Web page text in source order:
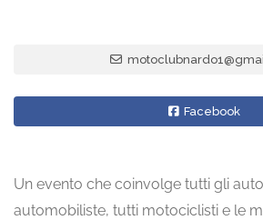
Facebook
Un evento che coinvolge tutti gli
automobiliste, tutti motociclisti e le